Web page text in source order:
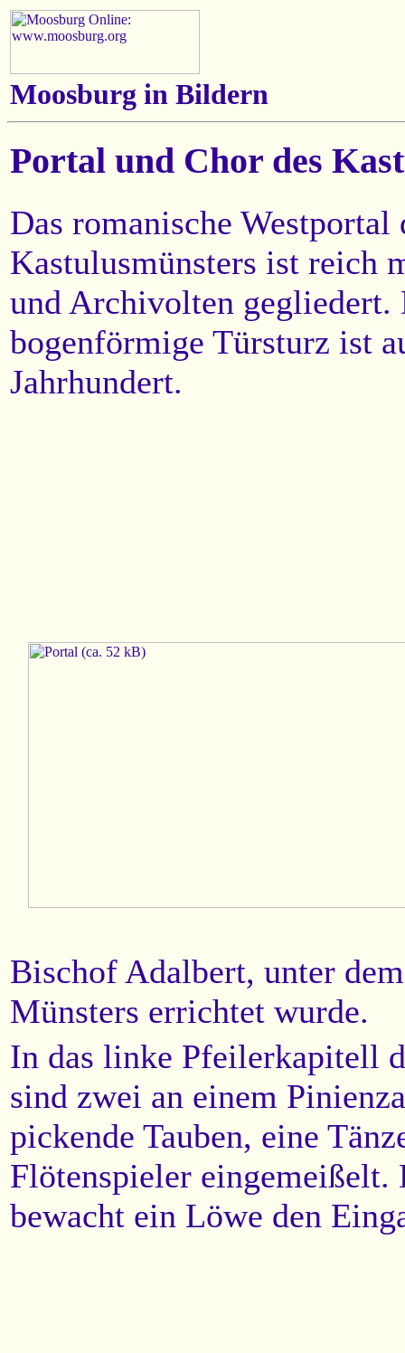
Moosburg in Bildern
Portal und Chor des
Das romanische Westportal
Kastulusmünsters ist reich
und Archivolten gegliedert.
bogenförmige Türsturz ist
Jahrhundert.
Bischof Adalbert, unter
Münsters errichtet wurde.
In das linke Pfeilerkapitell
sind zwei an einem
pickende Tauben, eine
Flötenspieler eingemeißelt.
bewacht ein Löwe den